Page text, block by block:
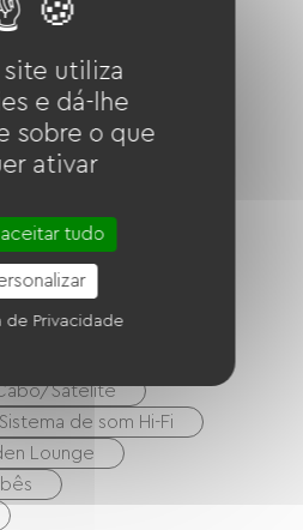
Exaustor
vaisselle
privado fechado
Satélite
Sistema de som Hi-Fi
Lounge
site utiliza
e dá-lhe
sobre o que
ativar
aceitar tudo
de Privacidade